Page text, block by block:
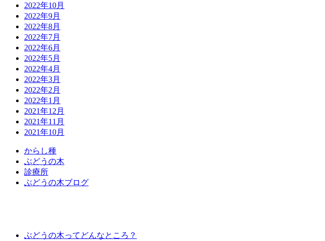
2022年10月
2022年9月
2022年8月
2022年7月
2022年6月
2022年5月
2022年4月
2022年3月
2022年2月
2022年1月
2021年12月
2021年11月
2021年10月
から し種
ぶどう の木
診療所
ぶどう の木ブロ グ
ぶどうの木ってどんなところ？